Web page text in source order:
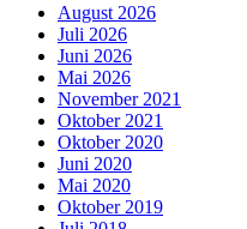
August 2026
Juli 2026
Juni 2026
Mai 2026
November 2021
Oktober 2021
Oktober 2020
Juni 2020
Mai 2020
Oktober 2019